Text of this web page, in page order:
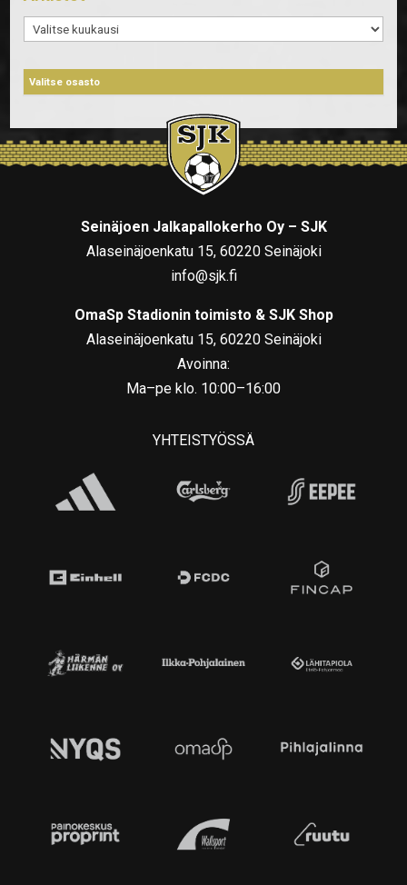
Arkistot
Seinäjoen Jalkapallokerho Oy – SJK
Alaseinäjoenkatu 15, 60220 Seinäjoki
info@sjk.fi
OmaSp Stadionin toimisto & SJK Shop
Alaseinäjoenkatu 15, 60220 Seinäjoki
Avoinna:
Ma–pe klo. 10:00–16:00
YHTEISTYÖSSÄ